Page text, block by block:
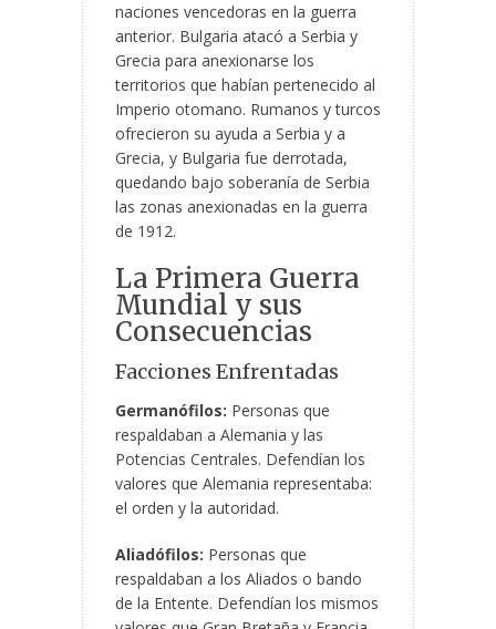
naciones vencedoras en la guerra
anterior. Bulgaria atacó a Serbia y
Grecia para anexionarse los
territorios que habían pertenecido al
Imperio otomano. Rumanos y turcos
ofrecieron su ayuda a Serbia y a
Grecia, y Bulgaria fue derrotada,
quedando bajo soberanía de Serbia
las zonas anexionadas en la guerra
de 1912.
La Primera Guerra
Mundial y sus
Consecuencias
Facciones Enfrentadas
Germanófilos: Personas que
respaldaban a Alemania y las
Potencias Centrales. Defendían los
valores que Alemania representaba:
el orden y la autoridad.
Aliadófilos: Personas que
respaldaban a los Aliados o bando
de la Entente. Defendían los mismos